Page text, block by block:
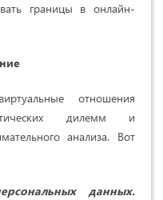
границы в онлайн-
отношения
дилемм и
анализа. Вот
данных.